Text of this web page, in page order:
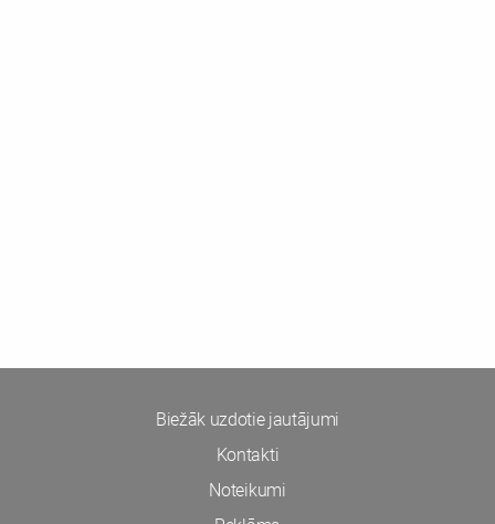
Biežāk uzdotie jautājumi
Kontakti
Noteikumi